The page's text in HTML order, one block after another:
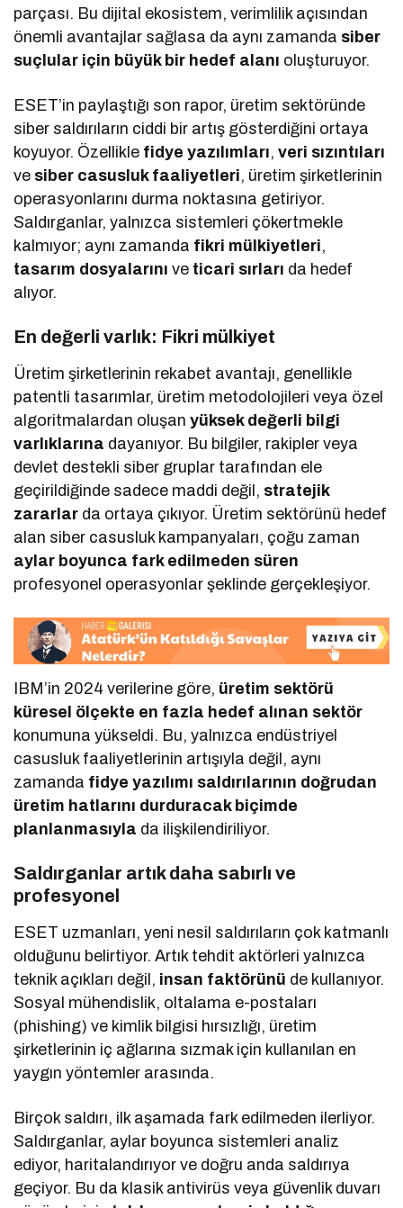
parçası. Bu dijital ekosistem, verimlilik açısından
önemli avantajlar sağlasa da aynı zamanda siber
suçlular için büyük bir hedef alanı oluşturuyor.
ESET’in paylaştığı son rapor, üretim sektöründe
siber saldırıların ciddi bir artış gösterdiğini ortaya
koyuyor. Özellikle fidye yazılımları,veri sızıntıları
ve siber casusluk faaliyetleri, üretim şirketlerinin
operasyonlarını durma noktasına getiriyor.
Saldırganlar, yalnızca sistemleri çökertmekle
kalmıyor; aynı zamanda fikri mülkiyetleri,
tasarım dosyalarını ve ticari sırları da hedef
alıyor.
En değerli varlık: Fikri mülkiyet
Üretim şirketlerinin rekabet avantajı, genellikle
patentli tasarımlar, üretim metodolojileri veya özel
algoritmalardan oluşanyüksek değerli bilgi
varlıklarına dayanıyor. Bu bilgiler, rakipler veya
devlet destekli siber gruplar tarafından ele
geçirildiğinde sadece maddi değil, stratejik
zararlar da ortaya çıkıyor. Üretim sektörünü hedef
alan siber casusluk kampanyaları, çoğu zaman
aylar boyunca fark edilmeden süren
profesyonel operasyonlar şeklinde gerçekleşiyor.
IBM’in 2024 verilerine göre, üretim sektörü
küresel ölçekte en fazla hedef alınan sektör
konumuna yükseldi. Bu, yalnızca endüstriyel
casusluk faaliyetlerinin artışıyla değil, aynı
zamanda fidye yazılımı saldırılarının doğrudan
üretim hatlarını durduracak biçimde
planlanmasıyla da ilişkilendiriliyor.
Saldırganlar artık daha sabırlı ve
profesyonel
ESET uzmanları, yeni nesil saldırıların çok katmanlı
olduğunu belirtiyor. Artık tehdit aktörleri yalnızca
teknik açıkları değil, insan faktörünü de kullanıyor.
Sosyal mühendislik, oltalama e-postaları
(phishing) ve kimlik bilgisi hırsızlığı, üretim
şirketlerinin iç ağlarına sızmak için kullanılan en
yaygın yöntemler arasında.
Birçok saldırı, ilk aşamada fark edilmeden ilerliyor.
Saldırganlar, aylar boyunca sistemleri analiz
ediyor, haritalandırıyor ve doğru anda saldırıya
geçiyor. Bu da klasik antivirüs veya güvenlik duvarı